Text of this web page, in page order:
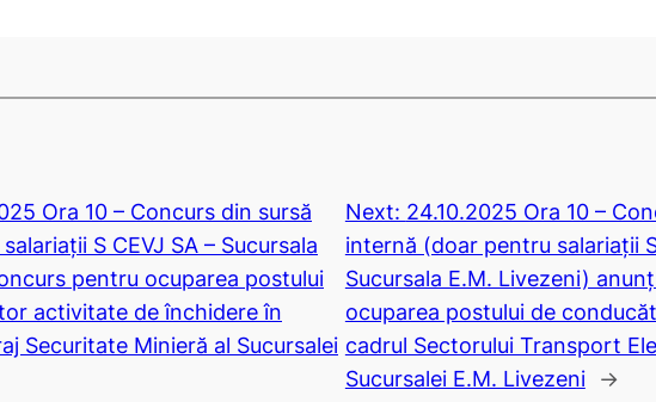
Ora 10 – Concurs din sursă
S CEVJ SA – Sucursala
pentru ocuparea postului
activitate de închidere în
Securitate Minieră al Sucursalei
Next: 24.10.2025 Ora 10 –
internă (doar pentru salariații
Sucursala E.M. Livezeni)
ocuparea postului de
cadrul Sectorului Transport
Sucursalei E.M. Livezeni →